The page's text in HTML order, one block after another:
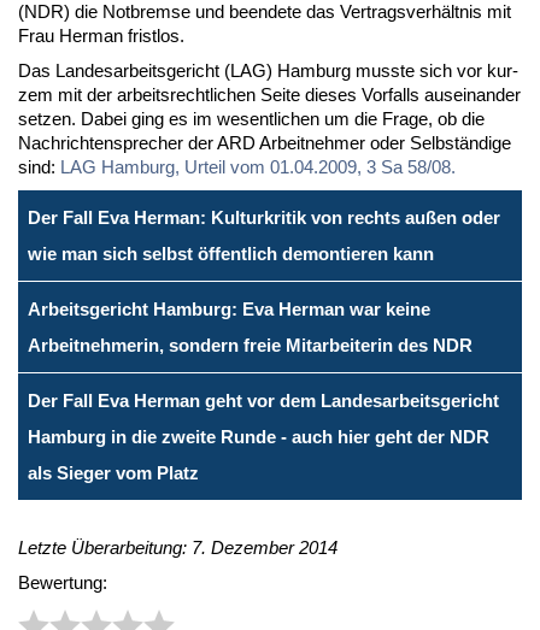
(NDR) die Not­brem­se und be­en­de­te das Ver­trags­ver­hält­nis mit
Frau Her­man frist­los.
Das Lan­des­ar­beits­ge­richt (LAG) Ham­burg muss­te sich vor kur­
zem mit der ar­beits­recht­li­chen Sei­te die­ses Vor­falls aus­ein­an­der
set­zen. Da­bei ging es im we­sent­li­chen um die Fra­ge, ob die
Nach­rich­ten­spre­cher der ARD Ar­beit­neh­mer oder Selb­stän­di­ge
sind: LAG Ham­burg, Ur­teil vom 01.04.2009, 3 Sa 58/08.
Der Fall Eva Herman: Kulturkritik von rechts außen oder
wie man sich selbst öffentlich demontieren kann
Arbeitsgericht Hamburg: Eva Herman war keine
Arbeitnehmerin, sondern freie Mitarbeiterin des NDR
Der Fall Eva Herman geht vor dem Landesarbeitsgericht
Hamburg in die zweite Runde - auch hier geht der NDR
als Sieger vom Platz
Letzte Überarbeitung: 7. Dezember 2014
Bewertung: